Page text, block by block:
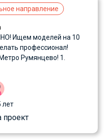
направление
Ищем моделей на 10
профессионал!
Румянцево! 1.
лет
проект